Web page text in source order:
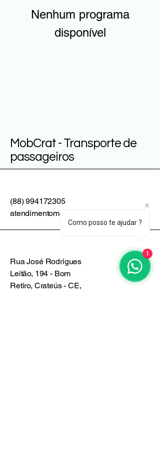
Nenhum programa
disponível
MobCrat - Transporte de
passageiros
(88) 994172305
atendimentomobcrat@gmail.com
Rua José Rodrigues
Leitão, 194 - Bom
Retiro, Crateús - CE,
Como posso te ajudar ?
1